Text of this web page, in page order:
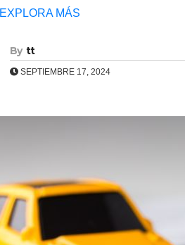
EXPLORA MÁS
By tt
SEPTIEMBRE 17, 2024